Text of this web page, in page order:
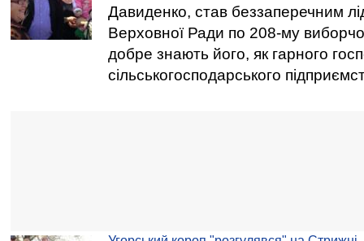
Давиденко, став беззаперечним
Верховної Ради по 208-му
добре знають його, як гарного
сільськогосподарського